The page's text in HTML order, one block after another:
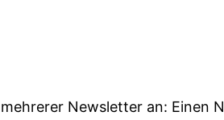
Newsletter an: